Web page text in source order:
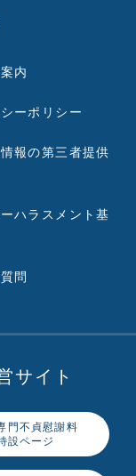
内
ーポリシー
報の第三者提供
ハラスメント基
問
サイト
門不貞慰謝料
設ページ